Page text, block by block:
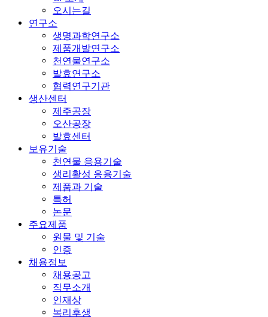
오시는길
연구소
생명과학연구소
제품개발연구소
천연물연구소
발효연구소
협력연구기관
생산센터
제주공장
오산공장
발효센터
보유기술
천연물 응용기술
생리활성 응용기술
제품과 기술
특허
논문
주요제품
원물 및 기술
인증
채용정보
채용공고
직무소개
인재상
복리후생